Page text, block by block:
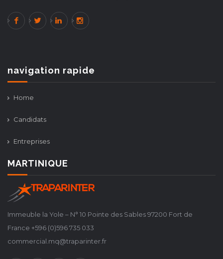
navigation rapide
Home
Candidats
Entreprises
MARTINIQUE
Immeuble la Yole – N° 10 Pointe des Sables 97200 Fort de
France +596 (0)596 735 033
commercial.mq@traparinter.fr